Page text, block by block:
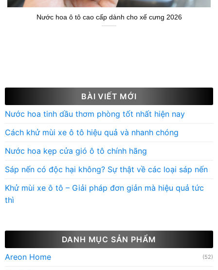
Nước hoa ô tô cao cấp dành cho xế cưng 2026
BÀI VIẾT MỚI
Nước hoa tinh dầu thơm phòng tốt nhất hiện nay
Cách khử mùi xe ô tô hiệu quả và nhanh chóng
Nước hoa kẹp cửa gió ô tô chính hãng
Sáp nến có độc hại không? Sự thật về các loại sáp nến
Khử mùi xe ô tô – Giải pháp đơn giản mà hiệu quả tức
thì
DANH MỤC SẢN PHẨM
Areon Home
(52)